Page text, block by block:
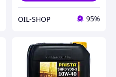
OIL-SHOP 95%